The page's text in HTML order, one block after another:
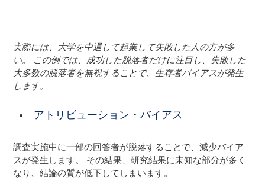
実際には、大学を中退して起業して失敗した人の方が多
い。 この例では、成功した脱落者だけに注目し、失敗した
大多数の脱落者を無視することで、生存者バイアスが発生
します。
アトリビューション・バイアス
調査実施中に一部の回答者が脱落することで、減少バイア
スが発生します。 その結果、研究結果に未知な部分が多く
なり、結論の質が低下してしまいます。